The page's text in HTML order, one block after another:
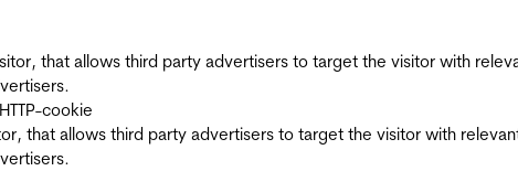
that allows third party advertisers to target the visitor with
cookie
that allows third party advertisers to target the visitor with